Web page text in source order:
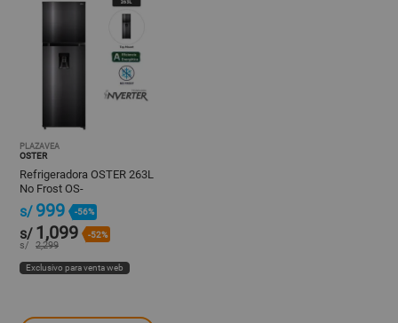
PLAZAVEA
OSTER
Refrigeradora OSTER 263L
No Frost OS-
PNFMI0902BDI Negro
s/ 999 -56%
s/ 1,099 -52%
s/ 2,299
Exclusivo para venta web